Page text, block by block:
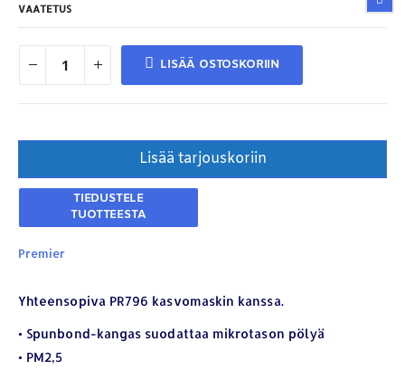
VAATETUS
LISÄÄ OSTOSKORIIN
Lisää tarjouskoriin
Premier
Yhteensopiva PR796 kasvomaskin kanssa.
• Spunbond-kangas suodattaa mikrotason pölyä
• PM2,5